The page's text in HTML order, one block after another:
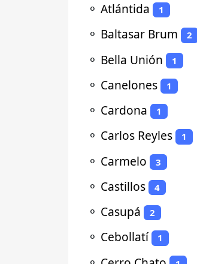
⚬ Atlántida 1
⚬ Baltasar Brum 2
⚬ Bella Unión 1
⚬ Canelones 1
⚬ Cardona 1
⚬ Carlos Reyles 1
⚬ Carmelo 3
⚬ Castillos 4
⚬ Casupá 2
⚬ Cebollatí 1